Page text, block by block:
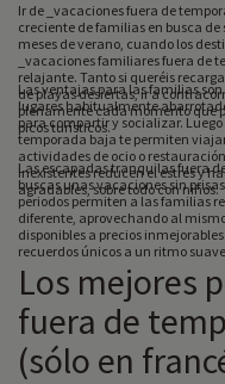
Ir de _vacaciones fuera de
creciente de familias en busca
meses de verano, cuando los
_vacaciones familiares fuera de
relajante. Tanto si queréis
de playas desiertas, ir a
plenamente cada momento que
picos turísticos.
Las ventajas para las familias
lugares habitualmente
para compartir y socializar.
temporada baja te permiten
actividades de ocio o
inexistentes reducen el estrés y
agradables, sobre todo con niños.
Las escapadas tranquilas fuera
buscas unas vacaciones sin
periodos permiten a las familias
diferente, aprovechando al
disponibles a precios
recuerdos únicos a un ritmo
Los mejores
fuera de
(sólo en